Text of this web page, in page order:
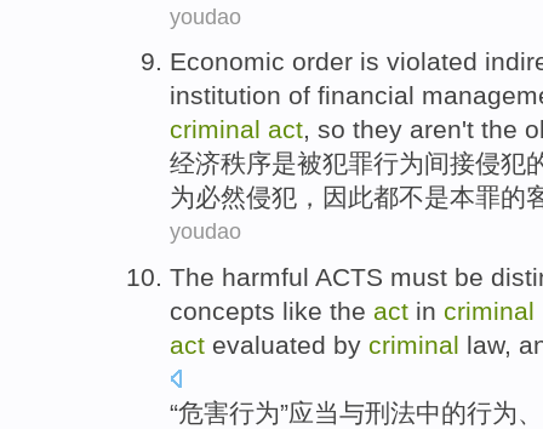
youdao
Economic order is violated
institution of financial
criminal act, so they aren't the
经济秩序是被犯罪行为间接侵犯
为必然侵犯， 因此都不是本罪的
youdao
The harmful ACTS must be
concepts like the act in criminal
act evaluated by criminal law,
“危害行为”应当与刑法中的行为